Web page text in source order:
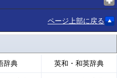
ページ上部に戻る
辞典 英和・和英辞典